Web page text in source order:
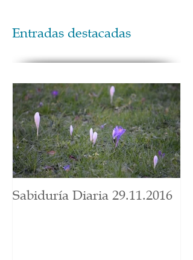
Entradas destacadas
Sabiduría Diaria 29.11.2016